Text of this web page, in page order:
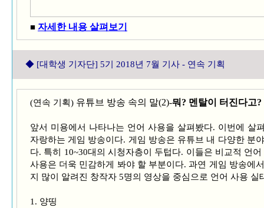
■ 자세한 내용 살펴보기
◆ [대학생 기자단] 5기 2018년 7월 기사 - 연속 기획
(연속 기획) 유튜브 방송 속의 말(2)-뭐? 멘탈이 터진다고?
앞서 미용에서 나타나는 언어 사용을 살펴봤다. 이번에 살
자랑하는 게임 방송이다. 게임 방송은 유튜브 내 다양한 분
다. 특히 10~30대의 시청자층이 두텁다. 이들은 비교적 언
사용은 더욱 민감하게 봐야 할 부분이다. 과연 게임 방송에
지 많이 알려진 창작자 5명의 영상을 중심으로 언어 사용 실
1. 양띵